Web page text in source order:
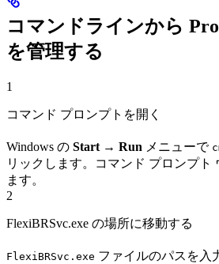
コマンドラインから
を管理する
1
コマンド プロンプトを開く
Windows の Start → Run メニューで
リックします。コマンド プロンプト
ます。
2
FlexiBRSvc.exe の場所に移動する
FlexiBRSvc.exe ファイルのパスを入